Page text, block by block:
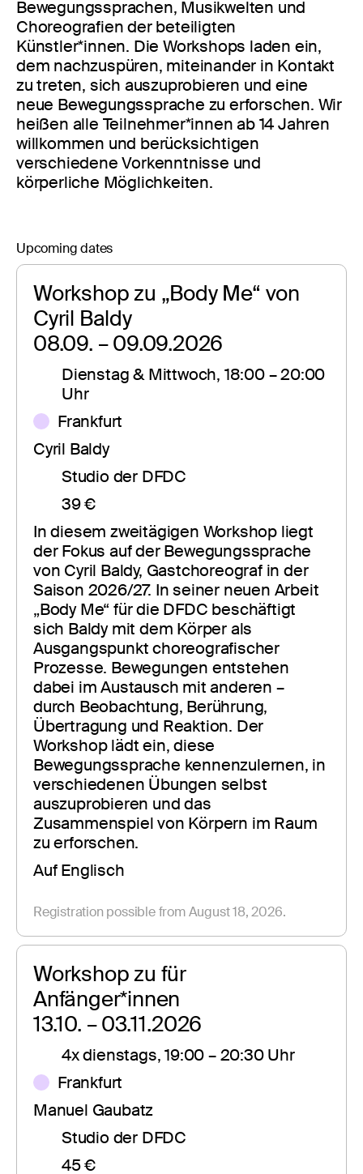
Bewegungssprachen, Musikwelten und
Choreografien der beteiligten
Künstler*innen. Die Workshops laden ein,
dem nachzuspüren, miteinander in Kontakt
zu treten, sich auszuprobieren und eine
neue Bewegungssprache zu erforschen. Wir
heißen alle Teilnehmer*innen ab 14 Jahren
willkommen und berücksichtigen
verschiedene Vorkenntnisse und
körperliche Möglichkeiten.
Upcoming dates
Workshop zu „Body Me“ von
Cyril Baldy
08.09. – 09.09.2026
Dienstag & Mittwoch, 18:00 – 20:00
Uhr
Frankfurt
Cyril Baldy
Studio der DFDC
39 €
In diesem zweitägigen Workshop liegt
der Fokus auf der Bewegungssprache
von Cyril Baldy, Gastchoreograf in der
Saison 2026/27. In seiner neuen Arbeit
„Body Me“ für die DFDC beschäftigt
sich Baldy mit dem Körper als
Ausgangspunkt choreografischer
Prozesse. Bewegungen entstehen
dabei im Austausch mit anderen –
durch Beobachtung, Berührung,
Übertragung und Reaktion. Der
Workshop lädt ein, diese
Bewegungssprache kennenzulernen, in
verschiedenen Übungen selbst
auszuprobieren und das
Zusammenspiel von Körpern im Raum
zu erforschen.
Auf Englisch
Registration possible from August 18, 2026.
Workshop zu für
Anfänger*innen
13.10. – 03.11.2026
4x dienstags, 19:00 – 20:30 Uhr
Frankfurt
Manuel Gaubatz
Studio der DFDC
45 €